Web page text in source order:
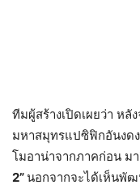
ทีมผู้สร้างเปิดเผยว่า ห
มหาสมุทรแปซิฟิกอันงด
โมอาน่าจากภาคก่อน ม
2”นอกจากจะได้เห็นพัฒ